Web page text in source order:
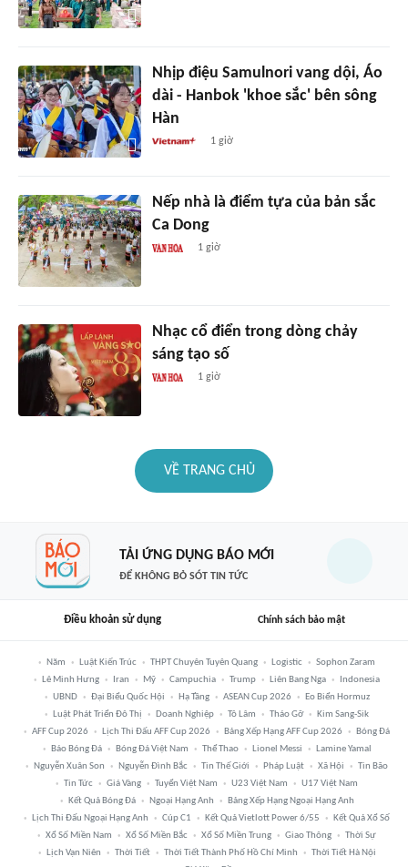
Nhịp điệu Samulnori vang dội, Áo
dài - Hanbok 'khoe sắc' bên sông
Hàn
1 giờ
Nếp nhà là điểm tựa của bản sắc
Ca Dong
1 giờ
Nhạc cổ điển trong dòng chảy
sáng tạo số
1 giờ
VỀ TRANG CHỦ
TẢI ỨNG DỤNG BÁO MỚI
ĐỂ KHÔNG BỎ SÓT TIN TỨC
Điều khoản sử dụng Chính sách bảo mật
Năm Luật Kiến Trúc THPT Chuyên Tuyên Quang Logistic
Sophon Zaram
Lê Minh Hưng
Iran Mỹ Campuchia Trump Liên Bang Nga
Indonesia
UBND
Đại Biểu Quốc Hội Hạ Tầng ASEAN Cup 2026
Eo Biển Hormuz
Luật Phát Triển Đô Thị
Doanh Nghiệp Tô Lâm Tháo Gỡ
Kim Sang-Sik
AFF Cup 2026
Lịch Thi Đấu AFF Cup 2026 Bảng Xếp Hạng AFF Cup 2026
Bóng Đá
Báo Bóng Đá
Bóng Đá Việt Nam Thể Thao Lionel Messi
Lamine Yamal
Nguyễn Xuân Son
Nguyễn Đình Bắc Tin Thế Giới Pháp Luật Xã Hội
Tin Bão
Tin Tức
Giá Vàng Tuyển Việt Nam U23 Việt Nam
U17 Việt Nam
Kết Quả Bóng Đá
Ngoại Hạng Anh
Bảng Xếp Hạng Ngoại Hạng Anh
Lịch Thi Đấu Ngoại Hạng Anh
Cúp C1 Kết Quả Vietlott Power 6/55
Kết Quả Xổ Số
Xổ Số Miền Nam
Xổ Số Miền Bắc Xổ Số Miền Trung Giao Thông
Thời Sự
Lịch Vạn Niên
Thời Tiết Thời Tiết Thành Phố Hồ Chí Minh
Thời Tiết Hà Nội